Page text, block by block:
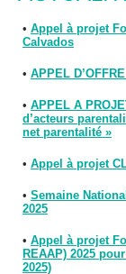
• Appel à projet
Calvados
• APPEL
• APPEL A
d’acteurs
net parentalité »
• Appel à projet
• Semaine
2025
• Appel à projet
REAAP) 2025
2025)